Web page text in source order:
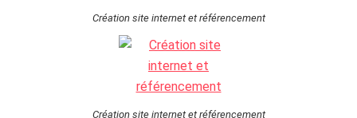
Création site internet et référencement
Création site internet et référencement